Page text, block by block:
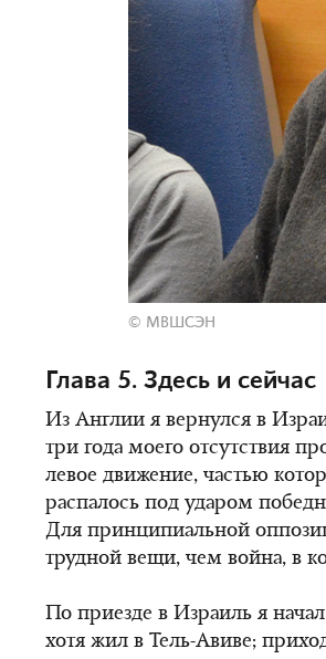
© МВШСЭН
Глава 5. Здесь и сейчас
Из Англии я вернулся в
три года моего отсутствия
левое движение, частью
распалось под ударом
Для принципиальной
трудной вещи, чем война, в
По приезде в Израиль я
хотя жил в Тель-Авиве;